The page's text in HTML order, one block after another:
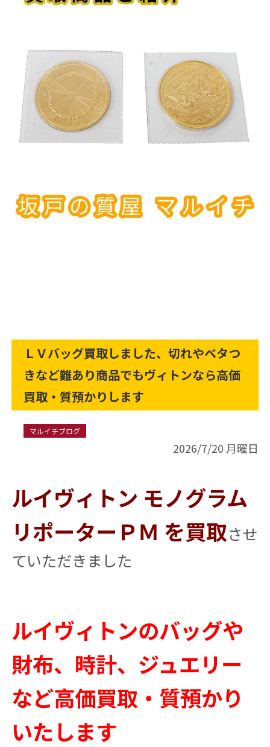
ＬＶバッグ買取しました、切れやベタつ
きなど難あり商品でもヴィトンなら高価
買取・質預かりします
マルイチブログ
2026/7/20 月曜日
ルイヴィトン モノグラム
リポーターＰＭ を買取させ
ていただきました
ルイヴィトンのバッグや
財布、時計、ジュエリー
など高価買取・質預かり
いたします